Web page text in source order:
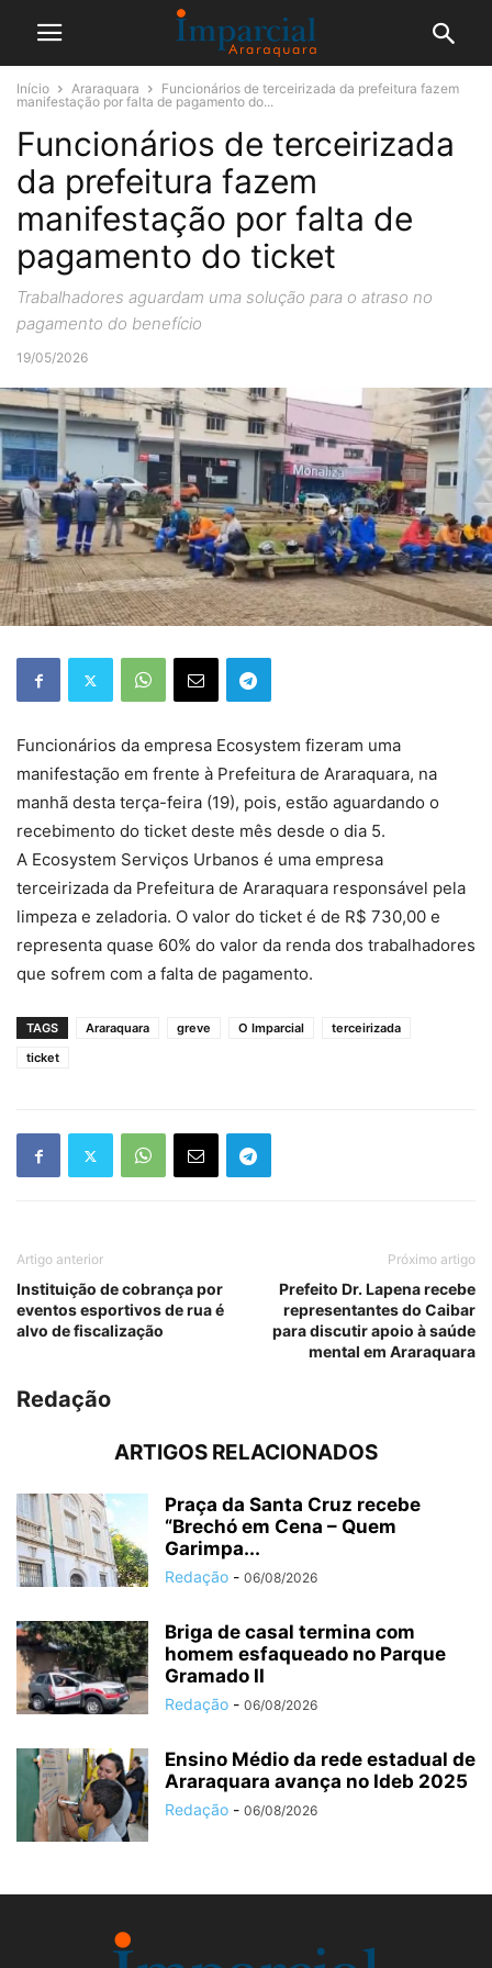
Início Araraquara
Funcionários de terceirizada da prefeitura fazem
manifestação por falta de pagamento do...
Funcionários de terceirizada
da prefeitura fazem
manifestação por falta de
pagamento do ticket
Trabalhadores aguardam uma solução para o atraso no
pagamento do benefício
19/05/2026
Funcionários da empresa Ecosystem fizeram uma
manifestação em frente à Prefeitura de Araraquara, na
manhã desta terça-feira (19), pois, estão aguardando o
recebimento do ticket deste mês desde o dia 5.
A Ecosystem Serviços Urbanos é uma empresa
terceirizada da Prefeitura de Araraquara responsável pela
limpeza e zeladoria. O valor do ticket é de R$ 730,00 e
representa quase 60% do valor da renda dos trabalhadores
que sofrem com a falta de pagamento.
TAGS Araraquara greve O Imparcial
terceirizada
ticket
Artigo anterior
Instituição de cobrança por
eventos esportivos de rua é
alvo de fiscalização
Próximo artigo
Prefeito Dr. Lapena recebe
representantes do Caibar
para discutir apoio à saúde
mental em Araraquara
Redação
ARTIGOS RELACIONADOS
Praça da Santa Cruz recebe
“Brechó em Cena – Quem
Garimpa...
Redação - 06/08/2026
Briga de casal termina com
homem esfaqueado no Parque
Gramado II
Redação - 06/08/2026
Ensino Médio da rede estadual de
Araraquara avança no Ideb 2025
Redação - 06/08/2026